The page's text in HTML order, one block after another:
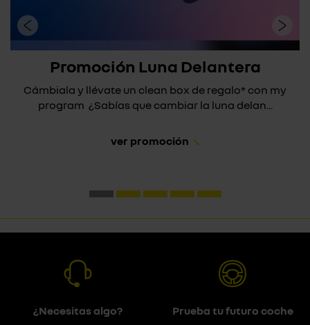
Promoción Luna Delantera
Cámbiala y llévate un clean box de regalo* con my
program ¿Sabías que cambiar la luna delan...
ver promoción
¿Necesitas algo?
Prueba tu futuro coche